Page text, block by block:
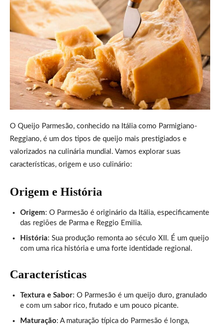
O Queijo Parmesão, conhecido na Itália como Parmigiano-
Reggiano, é um dos tipos de queijo mais prestigiados e
valorizados na culinária mundial. Vamos explorar suas
características, origem e uso culinário:
Origem e História
Origem: O Parmesão é originário da Itália, especificamente
das regiões de Parma e Reggio Emilia.
História: Sua produção remonta ao século XII. É um queijo
com uma rica história e uma forte identidade regional.
Características
Textura e Sabor: O Parmesão é um queijo duro, granulado
e com um sabor rico, frutado e um pouco picante.
Maturação: A maturação típica do Parmesão é longa,